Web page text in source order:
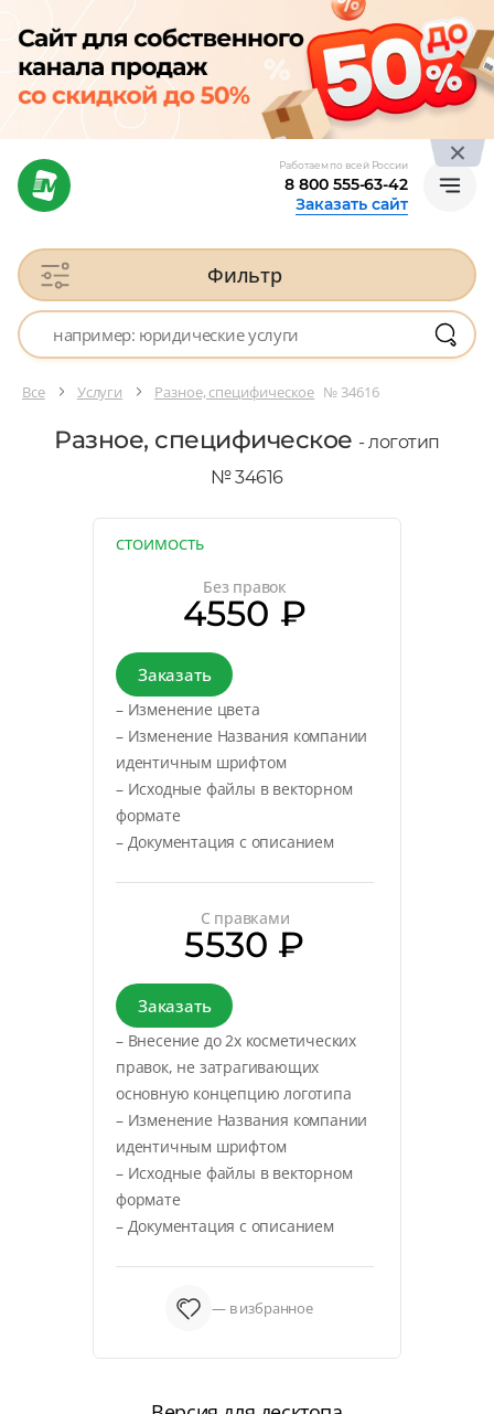
Работаем по всей России
8 800 555-63-42
Заказать сайт
Фильтр
Все Услуги Разное, специфическое № 34616
Разное, специфическое - логотип
№ 34616
СТОИМОСТЬ
Без правок
4550 ₽
Заказать
– Изменение цвета
– Изменение Названия компании
идентичным шрифтом
– Исходные файлы в векторном
формате
– Документация с описанием
С правками
5530 ₽
Заказать
– Внесение до 2х косметических
правок, не затрагивающих
основную концепцию логотипа
– Изменение Названия компании
идентичным шрифтом
– Исходные файлы в векторном
формате
– Документация с описанием
— в избранное